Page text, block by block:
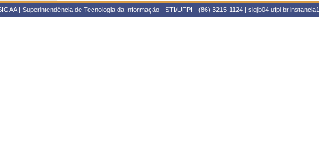
| Superintendência de Tecnologia da Informação - STI/UFPI - (86) 3215-1124 | sigjb04.ufpi.br.instancia1